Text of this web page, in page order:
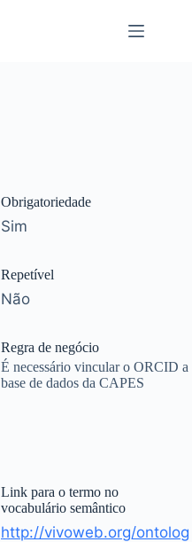
Obrigatoriedade
Sim
Repetível
Não
Regra de negócio
É necessário vincular o ORCID a
base de dados da CAPES
Link para o termo no
vocabulário semântico
http://vivoweb.org/ontolog